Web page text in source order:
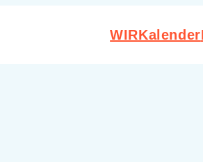
WIRKalender